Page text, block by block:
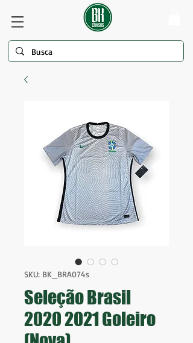
SKU: BK_BRA074s
Seleção Brasil
2020 2021 Goleiro